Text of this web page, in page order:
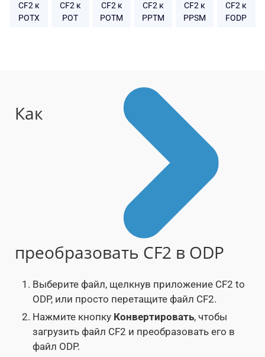
CF2 к
POTX
CF2 к
POT
CF2 к
POTM
CF2 к
PPTM
CF2 к
PPSM
CF2 к
FODP
Как
преобразовать CF2 в ODP
Выберите файл, щелкнув приложение CF2 to
ODP, или просто перетащите файл CF2.
Нажмите кнопку Конвертировать, чтобы
загрузить файл CF2 и преобразовать его в
файл ODP.